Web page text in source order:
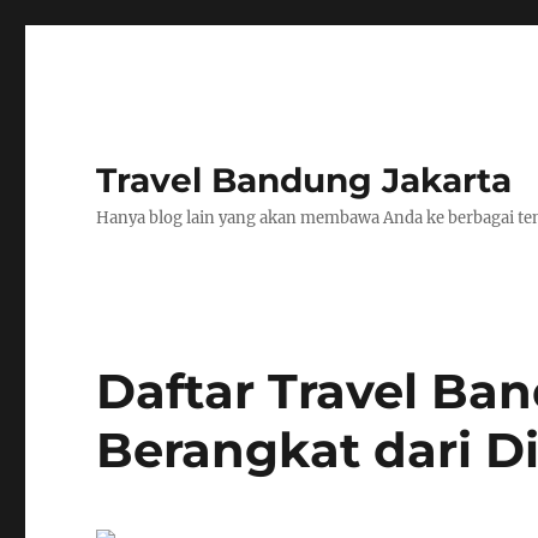
Travel Bandung Jakarta
Hanya blog lain yang akan membawa Anda ke berbagai
Daftar Travel
Berangkat dari